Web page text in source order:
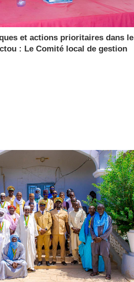
et actions prioritaires dans le
: Le Comité local de gestion